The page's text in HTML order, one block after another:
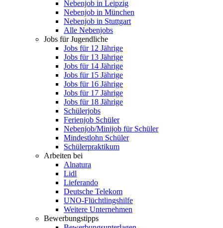
Nebenjob in Leipzig
Nebenjob in München
Nebenjob in Stuttgart
Alle Nebenjobs
Jobs für Jugendliche
Jobs für 12 Jährige
Jobs für 13 Jährige
Jobs für 14 Jährige
Jobs für 15 Jährige
Jobs für 16 Jährige
Jobs für 17 Jährige
Jobs für 18 Jährige
Schülerjobs
Ferienjob Schüler
Nebenjob/Minijob für Schüler
Mindestlohn Schüler
Schülerpraktikum
Arbeiten bei
Alnatura
Lidl
Lieferando
Deutsche Telekom
UNO-Flüchtlingshilfe
Weitere Unternehmen
Bewerbungstipps